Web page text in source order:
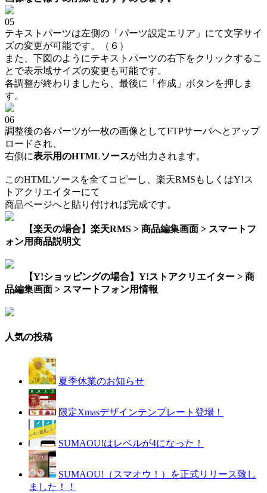
05
テキストパーツは左側の「パーツ設定エリア」にて文字サイ
ズの変更が可能です。（６）
また、下図のようにテキストパーツの右下をクリックするこ
とで表示域サイズの変更も可能です。
各調整が終わりましたら、最後に「作成」ボタンを押しま
す。
06
調整後の各パーツが一枚の画像としてFTPサーバへとアップ
ロードされ、
右側に表示用のHTMLソースが出力されます。
このHTMLソースを全てコピーし、楽天RMSもしくはY!ス
トアクリエイターにて
商品ページへと貼り付ければ完成です。
【楽天の場合】楽天RMS > 商品編集画面 > スマートフ
ォン用商品説明文
【Y!ショッピングの場合】Y!ストアクリエイター > 商
品編集画面 > スマートフォン用情報
人気の投稿
夏季休業のお知らせ
限定Xmasデザインテンプレート登場！
SUMAOU!はレベルが4になった！
SUMAOU!（スマオウ！）を正式リリース致し
ました！！